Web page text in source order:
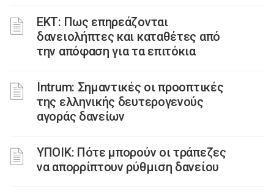
ΕΚΤ: Πως επηρεάζονται
δανειολήπτες και καταθέτες από
την απόφαση για τα επιτόκια
Ιntrum: Σημαντικές οι προοπτικές
της ελληνικής δευτερογενούς
αγοράς δανείων
ΥΠΟΙΚ: Πότε μπορούν οι τράπεζες
να απορρίπτουν ρύθμιση δανείου